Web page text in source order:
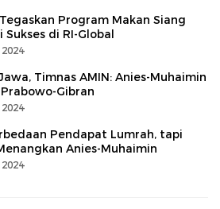
Program Makan Siang
di RI-Global
Timnas AMIN: Anies-Muhaimin
Gibran
Pendapat Lumrah, tapi
Anies-Muhaimin